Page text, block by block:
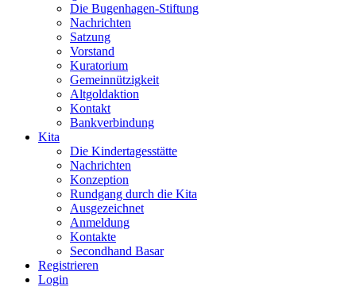
Die Bugenhagen-Stiftung
Nachrichten
Satzung
Vorstand
Kuratorium
Gemeinnützigkeit
Altgoldaktion
Kontakt
Bankverbindung
Kita
Die Kindertagesstätte
Nachrichten
Konzeption
Rundgang durch die Kita
Ausgezeichnet
Anmeldung
Kontakte
Secondhand Basar
Registrieren
Login